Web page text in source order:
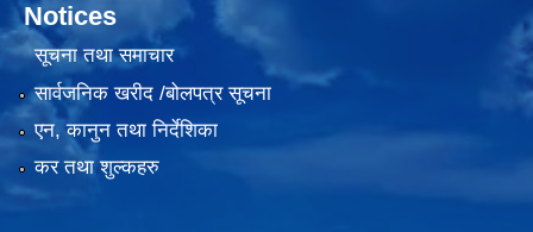
Notices
सूचना तथा समाचार
सार्वजनिक खरीद /बोलपत्र सूचना
एन, कानुन तथा निर्देशिका
कर तथा शुल्कहरु